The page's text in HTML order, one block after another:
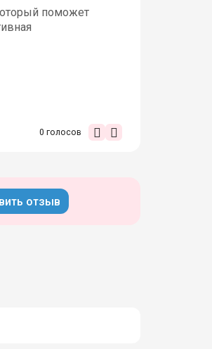
поможет
0 голосов
отзыв